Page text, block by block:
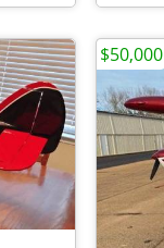
$50,000